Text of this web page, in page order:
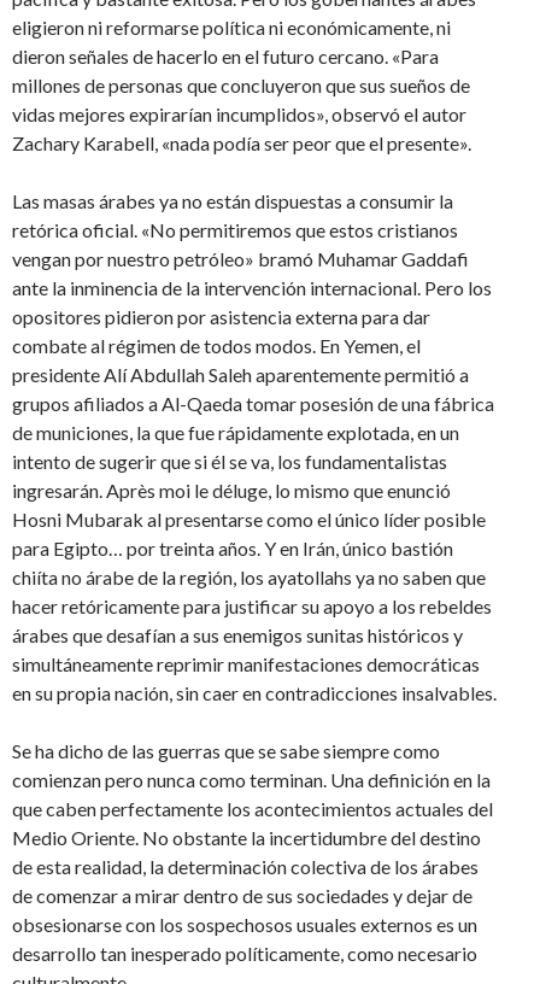
eligieron ni reformarse política ni económicamente, ni
dieron señales de hacerlo en el futuro cercano. «Para
millones de personas que concluyeron que sus sueños de
vidas mejores expirarían incumplidos», observó el autor
Zachary Karabell, «nada podía ser peor que el presente».
Las masas árabes ya no están dispuestas a consumir la
retórica oficial. «No permitiremos que estos cristianos
vengan por nuestro petróleo» bramó Muhamar Gaddafi
ante la inminencia de la intervención internacional. Pero los
opositores pidieron por asistencia externa para dar
combate al régimen de todos modos. En Yemen, el
presidente Alí Abdullah Saleh aparentemente permitió a
grupos afiliados a Al-Qaeda tomar posesión de una fábrica
de municiones, la que fue rápidamente explotada, en un
intento de sugerir que si él se va, los fundamentalistas
ingresarán. Après moi le déluge, lo mismo que enunció
Hosni Mubarak al presentarse como el único líder posible
para Egipto… por treinta años. Y en Irán, único bastión
chiíta no árabe de la región, los ayatollahs ya no saben que
hacer retóricamente para justificar su apoyo a los rebeldes
árabes que desafían a sus enemigos sunitas históricos y
simultáneamente reprimir manifestaciones democráticas
en su propia nación, sin caer en contradicciones insalvables.
Se ha dicho de las guerras que se sabe siempre como
comienzan pero nunca como terminan. Una definición en la
que caben perfectamente los acontecimientos actuales del
Medio Oriente. No obstante la incertidumbre del destino
de esta realidad, la determinación colectiva de los árabes
de comenzar a mirar dentro de sus sociedades y dejar de
obsesionarse con los sospechosos usuales externos es un
desarrollo tan inesperado políticamente, como necesario